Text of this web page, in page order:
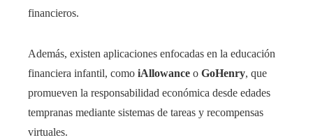
financieros.
Además, existen aplicaciones enfocadas en la educación
financiera infantil, como iAllowance o GoHenry, que
promueven la responsabilidad económica desde edades
tempranas mediante sistemas de tareas y recompensas
virtuales.